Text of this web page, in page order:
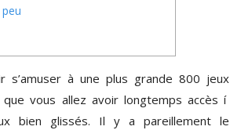
s’amuser à une plus grande 800 jeux
que vous allez avoir longtemps accès í
bien glissés. Il y a pareillement le